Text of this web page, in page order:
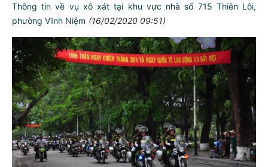
Thông tin về vụ xô xát tại khu vực nhà số 715 Thiên Lôi,
phường Vĩnh Niệm (16/02/2020 09:51)